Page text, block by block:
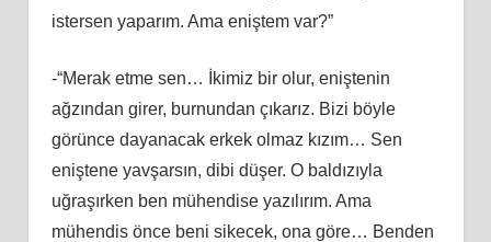
istersen yaparım. Ama eniştem var?”
-“Merak etme sen… İkimiz bir olur, eniştenin
ağzından girer, burnundan çıkarız. Bizi böyle
görünce dayanacak erkek olmaz kızım… Sen
eniştene yavşarsın, dibi düşer. O baldızıyla
uğraşırken ben mühendise yazılırım. Ama
mühendis önce beni sikecek, ona göre… Benden